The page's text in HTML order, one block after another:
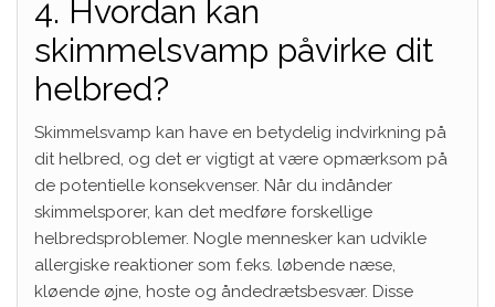
4. Hvordan kan
skimmelsvamp påvirke dit
helbred?
Skimmelsvamp kan have en betydelig indvirkning på
dit helbred, og det er vigtigt at være opmærksom på
de potentielle konsekvenser. Når du indånder
skimmelsporer, kan det medføre forskellige
helbredsproblemer. Nogle mennesker kan udvikle
allergiske reaktioner som f.eks. løbende næse,
kløende øjne, hoste og åndedrætsbesvær. Disse